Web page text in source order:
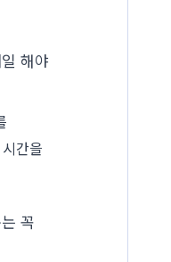
해야
간을
꼭